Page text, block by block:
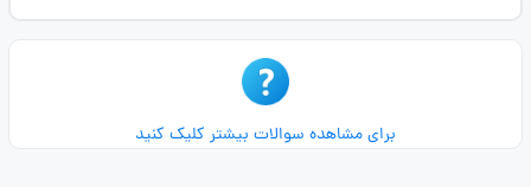
برای مشاهده سوالات بیشتر کلیک کنید